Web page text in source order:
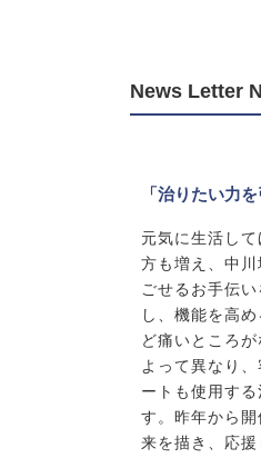
News Letter
「治りたい力
元気に生活し
方も増え、中
ごせるお手伝
し、機能を高
ど痛いところ
よって異なり
ートも使用す
す。昨年から
来を描き、応援